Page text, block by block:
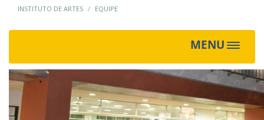
INSTITUTO DE ARTES EQUIPE
MENU
Toggle